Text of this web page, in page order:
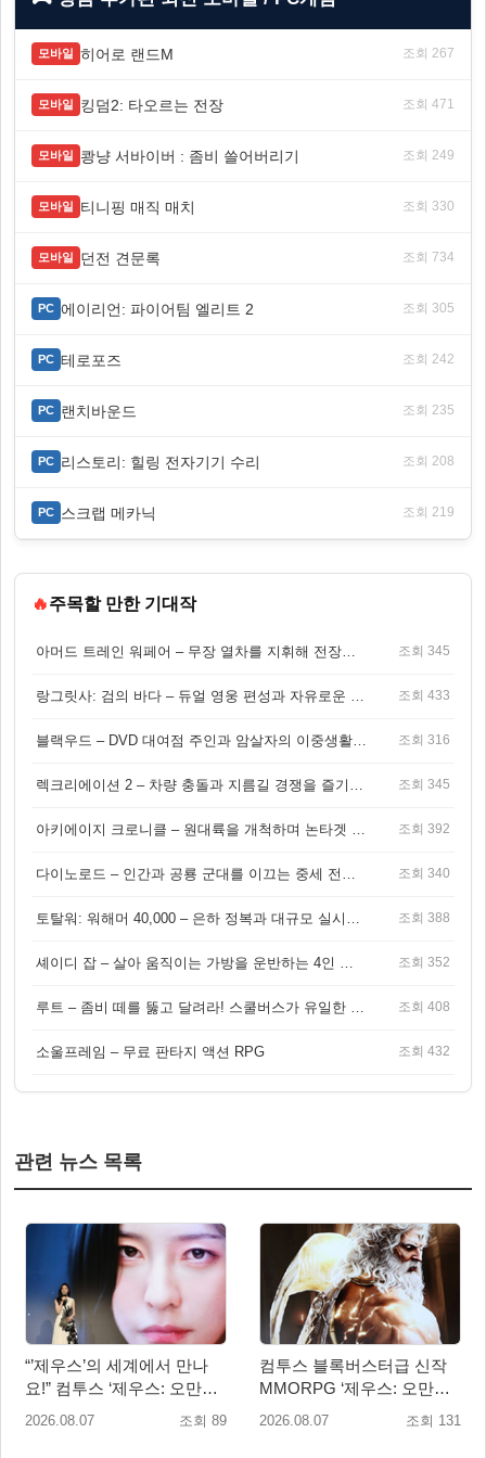
모바일 히어로 랜드M 조회 267
모바일 킹덤2: 타오르는 전장 조회 471
모바일 쾅냥 서바이버 : 좀비 쓸어버리기 조회 249
모바일 티니핑 매직 매치 조회 330
모바일 던전 견문록 조회 734
PC 에이리언: 파이어팀 엘리트 2 조회 305
PC 테로포즈 조회 242
PC 랜치바운드 조회 235
PC 리스토리: 힐링 전자기기 수리 조회 208
PC 스크랩 메카닉 조회 219
🔥주목할 만한 기대작
조회 345
조회 433
조회 316
조회 345
조회 392
조회 340
조회 388
조회 352
조회 408
소울프레임 – 무료 판타지 액션 RPG 조회 432
관련 뉴스 목록
“’제우스’의 세계에서 만나
요!” 컴투스 ‘제우스: 오만의
신’ 쇼케이스 찾은 배우 박지
2026.08.07 조회 89
컴투스 블록버스터급 신작
MMORPG ‘제우스: 오만의
신’, 8월 26일 출시!
2026.08.07 조회 131